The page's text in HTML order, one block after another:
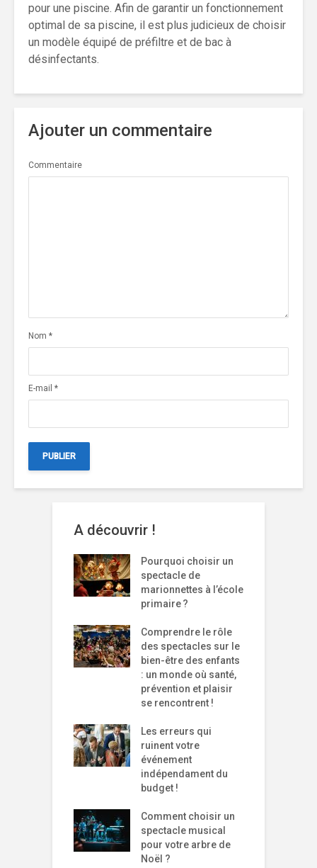
pour une piscine. Afin de garantir un fonctionnement
optimal de sa piscine, il est plus judicieux de choisir
un modèle équipé de préfiltre et de bac à
désinfectants.
Ajouter un commentaire
Commentaire
Nom *
E-mail *
A découvrir !
Pourquoi choisir un
spectacle de
marionnettes à l’école
primaire ?
Comprendre le rôle
des spectacles sur le
bien-être des enfants
: un monde où santé,
prévention et plaisir
se rencontrent !
Les erreurs qui
ruinent votre
événement
indépendament du
budget !
Comment choisir un
spectacle musical
pour votre arbre de
Noël ?